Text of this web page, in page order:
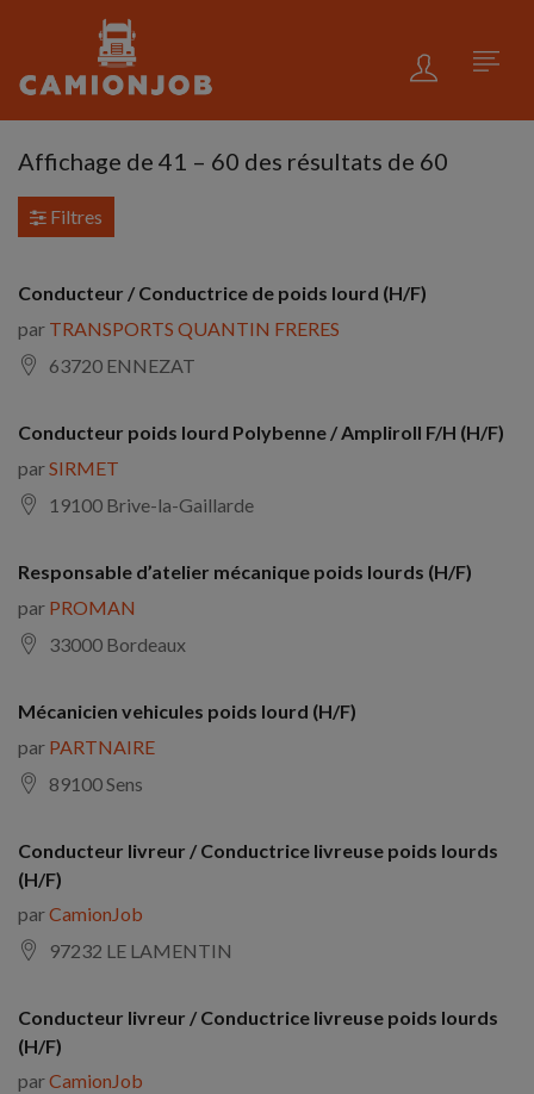
Affichage de 41 – 60 des résultats de 60
Filtres
Conducteur / Conductrice de poids lourd (H/F)
par TRANSPORTS QUANTIN FRERES
63720 ENNEZAT
Conducteur poids lourd Polybenne / Ampliroll F/H (H/F)
parSIRMET
19100 Brive-la-Gaillarde
Responsable d’atelier mécanique poids lourds (H/F)
par PROMAN
33000 Bordeaux
Mécanicien vehicules poids lourd (H/F)
par PARTNAIRE
89100 Sens
Conducteur livreur / Conductrice livreuse poids lourds
(H/F)
parCamionJob
97232 LE LAMENTIN
Conducteur livreur / Conductrice livreuse poids lourds
(H/F)
parCamionJob